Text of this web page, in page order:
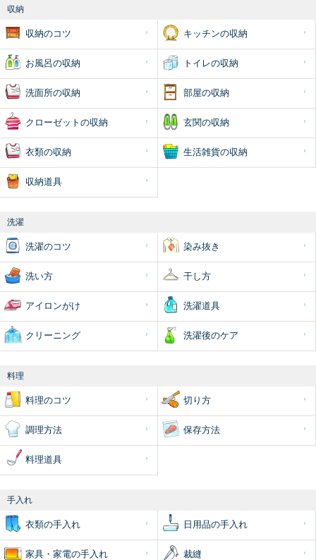
収納
収納のコツ キッチンの収納
お風呂の収納 トイレの収納
洗面所の収納 部屋の収納
クローゼットの収納 玄関の収納
衣類の収納 生活雑貨の収納
収納道具
洗濯
洗濯のコツ 染み抜き
洗い方 干し方
アイロンがけ 洗濯道具
クリーニング 洗濯後のケア
料理
料理のコツ 切り方
調理方法 保存方法
料理道具
手入れ
衣類の手入れ 日用品の手入れ
家具・家電の手入れ 裁縫